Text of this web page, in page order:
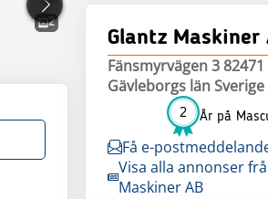
2
Glantz Maskiner
Fänsmyrvägen 3
Gävleborgs län Sverige
2 År på
Få e-
Visa alla annonser
Maskiner AB